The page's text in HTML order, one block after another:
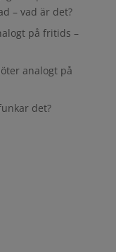
– vad är det?
på fritids –
analogt på
det?